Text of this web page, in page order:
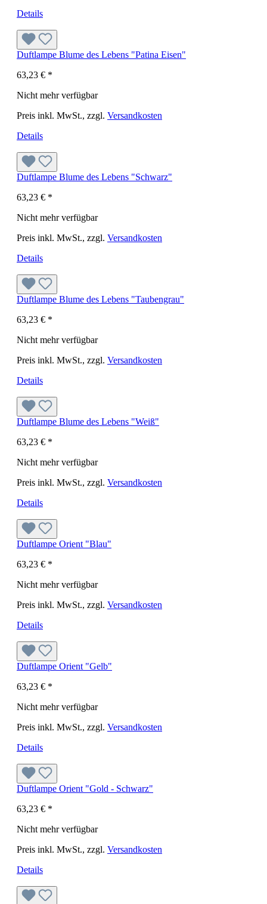
Details
Duftlampe Blume des Lebens "Patina Eisen"
63,23 € *
Nicht mehr verfügbar
Preis inkl. MwSt., zzgl. Versandkosten
Details
Duftlampe Blume des Lebens "Schwarz"
63,23 € *
Nicht mehr verfügbar
Preis inkl. MwSt., zzgl. Versandkosten
Details
Duftlampe Blume des Lebens "Taubengrau"
63,23 € *
Nicht mehr verfügbar
Preis inkl. MwSt., zzgl. Versandkosten
Details
Duftlampe Blume des Lebens "Weiß"
63,23 € *
Nicht mehr verfügbar
Preis inkl. MwSt., zzgl. Versandkosten
Details
Duftlampe Orient "Blau"
63,23 € *
Nicht mehr verfügbar
Preis inkl. MwSt., zzgl. Versandkosten
Details
Duftlampe Orient "Gelb"
63,23 € *
Nicht mehr verfügbar
Preis inkl. MwSt., zzgl. Versandkosten
Details
Duftlampe Orient "Gold - Schwarz"
63,23 € *
Nicht mehr verfügbar
Preis inkl. MwSt., zzgl. Versandkosten
Details